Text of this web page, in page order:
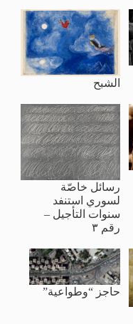
الشبح
رسائل خاصّة
لسوري استنفد
سنوات التأجيل –
رقم ٣
حاجز “وطواعية”